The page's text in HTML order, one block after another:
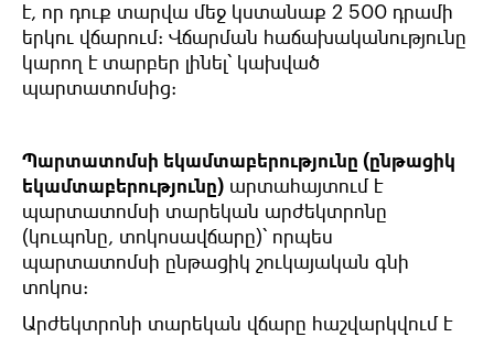
է, որ դուք տարվա մեջ կստանաք 2 500 դրամի
երկու վճարում: Վճարման հաճախականությունը
կարող է տարբեր լինել՝ կախված
պարտատոմսից:
Պարտատոմսի եկամտաբերությունը (ընթացիկ
եկամտաբերությունը) արտահայտում է
պարտատոմսի տարեկան արժեկտրոնը
(կուպոնը, տոկոսավճարը)՝ որպես
պարտատոմսի ընթացիկ շուկայական գնի
տոկոս:
Արժեկտրոնի տարեկան վճարը հաշվարկվում է